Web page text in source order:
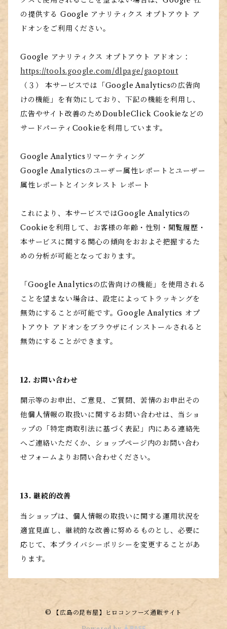
の提供する Google アナリティクス オプトアウト ア
ドオンをご利用ください。
Google アナリティクス オプトアウト アドオン：
https://tools.google.com/dlpage/gaoptout
（３） 本サービスでは「Google Analyticsの広告向
けの機能」を有効にしており、下記の機能を利用し、
広告やサイト改善のためDoubleClick Cookieなどの
サードパーティCookieを利用しています。
Google Analyticsリマーケティング
Google Analyticsのユーザー属性レポートとユーザー
属性レポートとインタレスト レポート
これにより、本サービスではGoogle Analyticsの
Cookieを利用して、お客様の年齢・性別・閲覧履歴・
本サービスに関する関心の傾向をおおよそ把握するた
めの分析が可能となっております。
「Google Analyticsの広告向けの機能」を使用される
ことを望まない場合は、設定によってトラッキングを
無効にすることが可能です。Google Analytics オプ
トアウト アドオンをブラウザにインストールされると
無効にすることができます。
12. お問い合わせ
開示等のお申出、ご意見、ご質問、苦情のお申出その
他個人情報の取扱いに関するお問い合わせは、当ショ
ップの「特定商取引法に基づく表記」内にある連絡先
へご連絡いただくか、ショップページ内のお問い合わ
せフォームよりお問い合わせください。
13. 継続的改善
当ショップは、個人情報の取扱いに関する運用状況を
適宜見直し、継続的な改善に努めるものとし、必要に
応じて、本プライバシーポリシーを変更することがあ
ります。
© 【広島の昆布屋】ヒロコンフーズ通販サイト